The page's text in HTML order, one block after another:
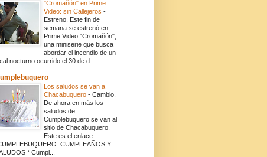
"Cromañón" en Prime
Video: sin Callejeros -
Estreno. Este fin de
semana se estrenó en
Prime Video "Cromañón",
una miniserie que busca
abordar el incendio de un
nocturno ocurrido el 30 de d...
Los saludos se van a
Chacabuquero - Cambio.
De ahora en más los
saludos de
Cumplebuquero se van al
sitio de Chacabuquero.
Este es el enlace:
CUMPLEAÑOS Y
* Cumpl...